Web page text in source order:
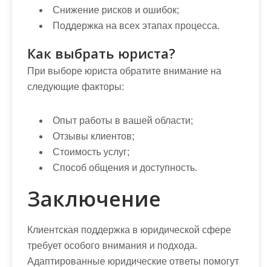
Снижение рисков и ошибок;
Поддержка на всех этапах процесса.
Как выбрать юриста?
При выборе юриста обратите внимание на
следующие факторы:
Опыт работы в вашей области;
Отзывы клиентов;
Стоимость услуг;
Способ общения и доступность.
Заключение
Клиентская поддержка в юридической сфере
требует особого внимания и подхода.
Адаптированные юридические ответы помогут